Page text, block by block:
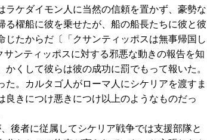
ケダイモン人に当然の信頼を置かず、豪勢な
櫂船に彼を乗せたが、船の船長たちに彼と彼
たからだ〔「クサンティッポスは無事帰国し
ンティッポスに対する邪悪な動きの報告を知
くして彼らは彼の成功に罰でもって報いた。
。カルタゴ人がローマ人にシケリアを渡すま
きにつけ悪きにつけ以上のようなものだっ
後者に従属してシケリア戦争では支援部隊と